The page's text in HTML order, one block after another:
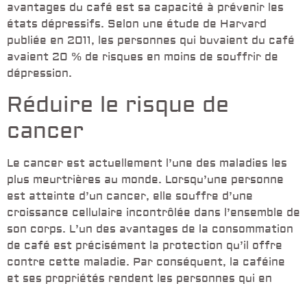
avantages du café est sa capacité à prévenir les
états dépressifs. Selon une étude de Harvard
publiée en 2011, les personnes qui buvaient du café
avaient 20 % de risques en moins de souffrir de
dépression.
Réduire le risque de
cancer
Le cancer est actuellement l’une des maladies les
plus meurtrières au monde. Lorsqu’une personne
est atteinte d’un cancer, elle souffre d’une
croissance cellulaire incontrôlée dans l’ensemble de
son corps. L’un des avantages de la consommation
de café est précisément la protection qu’il offre
contre cette maladie. Par conséquent, la caféine
et ses propriétés rendent les personnes qui en